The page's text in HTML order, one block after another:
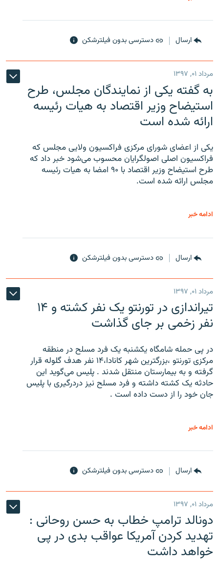
ارسال دسترسی بدون فیلترشکن
مرداد ۰۱, ۱۳۹۷
به گفته یکی از نمایندگان مجلس، طرح
استیضاح وزیر اقتصاد به هیات رئیسه
ارائه شده است
یکی از اعضای شورای مرکزی فراکسیون ولایی مجلس که
فراکسیون اصلی اصولگرایان محسوب می‌شود خبر داد که
طرح استیضاح وزیر اقتصاد با ۹۰ امضا به هیات رئیسه
مجلس ارائه شده است.
ادامه خبر
ارسال دسترسی بدون فیلترشکن
مرداد ۰۱, ۱۳۹۷
تیراندازی در تورنتو یک نفر کشته و ۱۴
نفر زخمی بر جای گذاشت
در پی حمله شامگاه یکشنبه یک فرد مسلح در منطقه
مرکزی تورنتو ،‌بزرگترین شهر کانادا،۱۴ نفر هدف گلوله قرار
گرفته و به بیمارستان منتقل شدند . پلیس می‌گوید این
حادثه یک کشته داشته و فرد مسلح نیز دردرگیری با پلیس
جان خود را از دست داده است .
ادامه خبر
ارسال دسترسی بدون فیلترشکن
مرداد ۰۱, ۱۳۹۷
دونالد ترامپ خطاب به حسن روحانی :
تهدید کردن آمریکا عواقب بدی در پی
خواهد داشت